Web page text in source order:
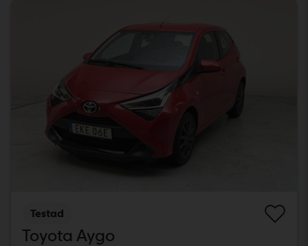
Testad
Toyota Aygo